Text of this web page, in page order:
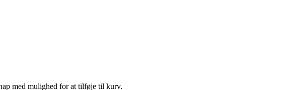
med mulighed for at tilføje til kurv.